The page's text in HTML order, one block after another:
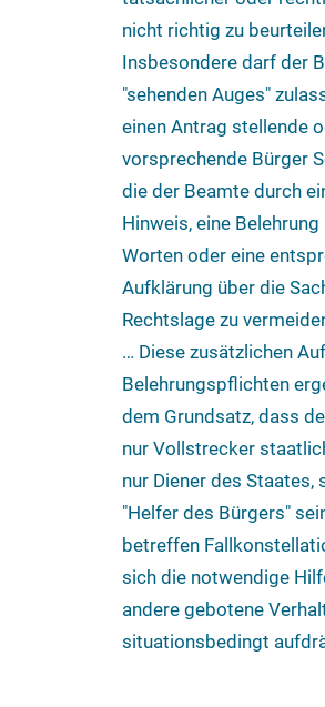
nicht richtig zu
Insbesondere darf der
"sehenden Auges"
einen Antrag stellende
vorsprechende Bürger
die der Beamte durch
Hinweis, eine
Worten oder eine
Aufklärung über die
Rechtslage zu
… Diese zusätzlichen
Belehrungspflichten
dem Grundsatz, dass
nur Vollstrecker
nur Diener des Staates,
"Helfer des Bürgers"
betreffen
sich die notwendige
andere gebotene
situationsbedingt